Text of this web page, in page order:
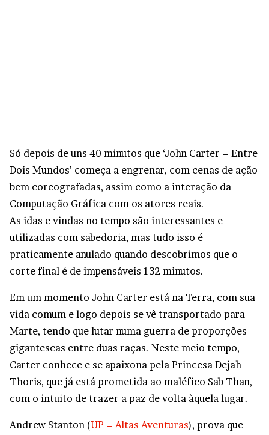
Só depois de uns 40 minutos que ‘John Carter – Entre
Dois Mundos’ começa a engrenar, com cenas de ação
bem coreografadas, assim como a interação da
Computação Gráfica com os atores reais.
As idas e vindas no tempo são interessantes e
utilizadas com sabedoria, mas tudo isso é
praticamente anulado quando descobrimos que o
corte final é de impensáveis 132 minutos.
Em um momento John Carter está na Terra, com sua
vida comum e logo depois se vê transportado para
Marte, tendo que lutar numa guerra de proporções
gigantescas entre duas raças. Neste meio tempo,
Carter conhece e se apaixona pela Princesa Dejah
Thoris, que já está prometida ao maléfico Sab Than,
com o intuito de trazer a paz de volta àquela lugar.
Andrew Stanton (UP – Altas Aventuras), prova que